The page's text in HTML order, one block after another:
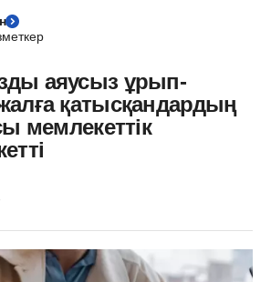
аяусыз ұрып-
қатысқандардың
мемлекеттік